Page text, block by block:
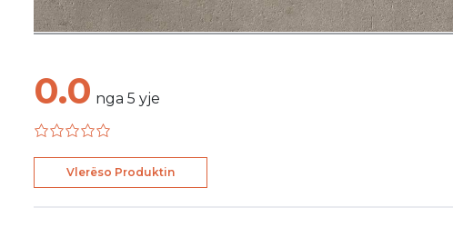
0.0 nga 5 yje
Vlerëso Produktin